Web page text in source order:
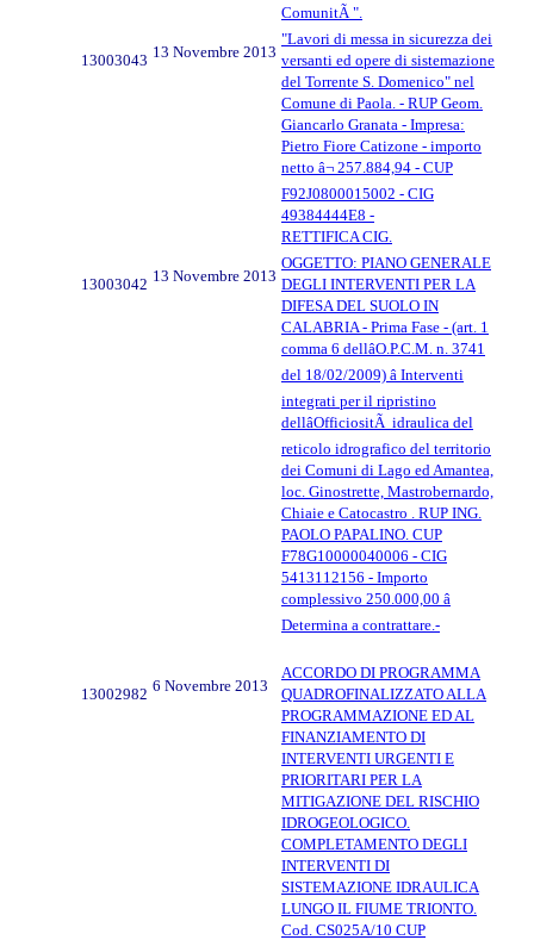
ComunitÃ ".
13003043 13 Novembre 2013
"Lavori di messa in sicurezza dei
versanti ed opere di sistemazione
del Torrente S. Domenico" nel
Comune di Paola. - RUP Geom.
Giancarlo Granata - Impresa:
Pietro Fiore Catizone - importo
netto â¬ 257.884,94 - CUP
F92J0800015002 - CIG
49384444E8 -
RETTIFICA CIG.
13003042 13 Novembre 2013
OGGETTO: PIANO GENERALE
DEGLI INTERVENTI PER LA
DIFESA DEL SUOLO IN
CALABRIA - Prima Fase - (art. 1
comma 6 dellâO.P.C.M. n. 3741
del 18/02/2009) â Interventi
integrati per il ripristino
dellâOfficiositÃ idraulica del
reticolo idrografico del territorio
dei Comuni di Lago ed Amantea,
loc. Ginostrette, Mastrobernardo,
Chiaie e Catocastro . RUP ING.
PAOLO PAPALINO. CUP
F78G10000040006 - CIG
5413112156 - Importo
complessivo 250.000,00 â
Determina a contrattare.-
13002982 6 Novembre 2013
ACCORDO DI PROGRAMMA
QUADROFINALIZZATO ALLA
PROGRAMMAZIONE ED AL
FINANZIAMENTO DI
INTERVENTI URGENTI E
PRIORITARI PER LA
MITIGAZIONE DEL RISCHIO
IDROGEOLOGICO.
COMPLETAMENTO DEGLI
INTERVENTI DI
SISTEMAZIONE IDRAULICA
LUNGO IL FIUME TRIONTO.
Cod. CS025A/10 CUP